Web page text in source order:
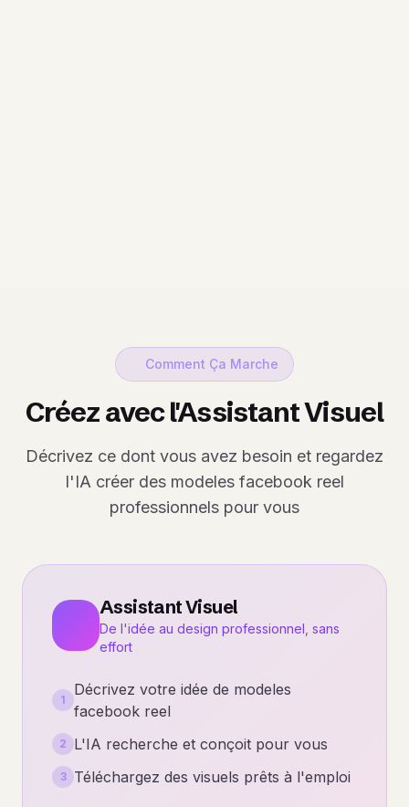
Comment Ça Marche
Créez avec l'Assistant Visuel
Décrivez ce dont vous avez besoin et regardez
l'IA créer des modeles facebook reel
professionnels pour vous
Assistant Visuel
De l'idée au design professionnel, sans
effort
1
Décrivez votre idée de modeles
facebook reel
2 L'IA recherche et conçoit pour vous
3 Téléchargez des visuels prêts à l'emploi